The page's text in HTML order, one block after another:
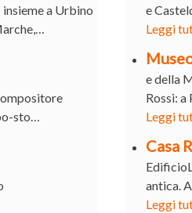
a Urbino
sto…
e
Leggi
e della
Rossi:
Leggi
Casa
antica.
Leggi